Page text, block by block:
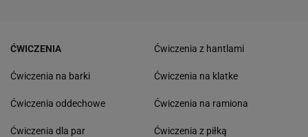
ĆWICZENIA
Ćwiczenia na barki
Ćwiczenia oddechowe
Ćwiczenia dla par
Ćwiczenia z hantlami
Ćwiczenia na klatke
Ćwiczenia na ramiona
Ćwiczenia z piłką